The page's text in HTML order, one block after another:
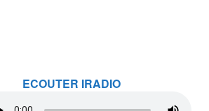
ECOUTER IRADIO